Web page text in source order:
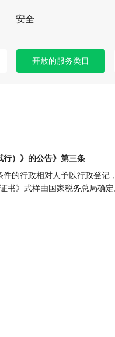
安全
开放的服务类目
行）》的公告》第三条
的行政相对人予以行政登记
书》式样由国家税务总局确定